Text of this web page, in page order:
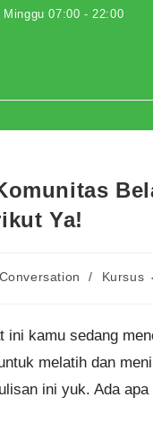
Minggu 07:00 - 22:00
Ya!
Conversation / Kursus
ini kamu sedang
melatih dan
ini yuk. Ada